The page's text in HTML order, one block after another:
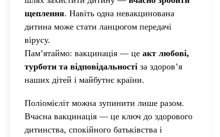
щеплення. Навіть одна невакцинована
дитина може стати ланцюгом передачі
вірусу.
Пам’ятаймо: вакцинація — це акт любові,
турботи та відповідальності за здоров’я
наших дітей і майбутнє країни.
Поліомієліт можна зупинити лише разом.
Вчасна вакцинація — це ключ до здорового
дитинства, спокійного батьківства і